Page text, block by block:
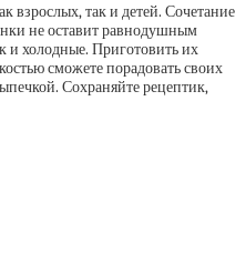
взрослых, так и детей. Сочетание
не оставит равнодушным
и холодные. Приготовить их
сможете порадовать своих
Сохраняйте рецептик,